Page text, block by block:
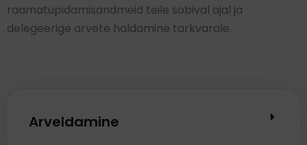
raamatupidamisandmeid teile sobival ajal ja
delegeerige arvete haldamine tarkvarale.
Arveldamine